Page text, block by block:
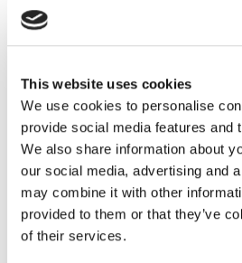
This website uses cookies
We use cookies to personalise
provide social media features and
We also share information about
our social media, advertising and
may combine it with other
provided to them or that they’ve
of their services.